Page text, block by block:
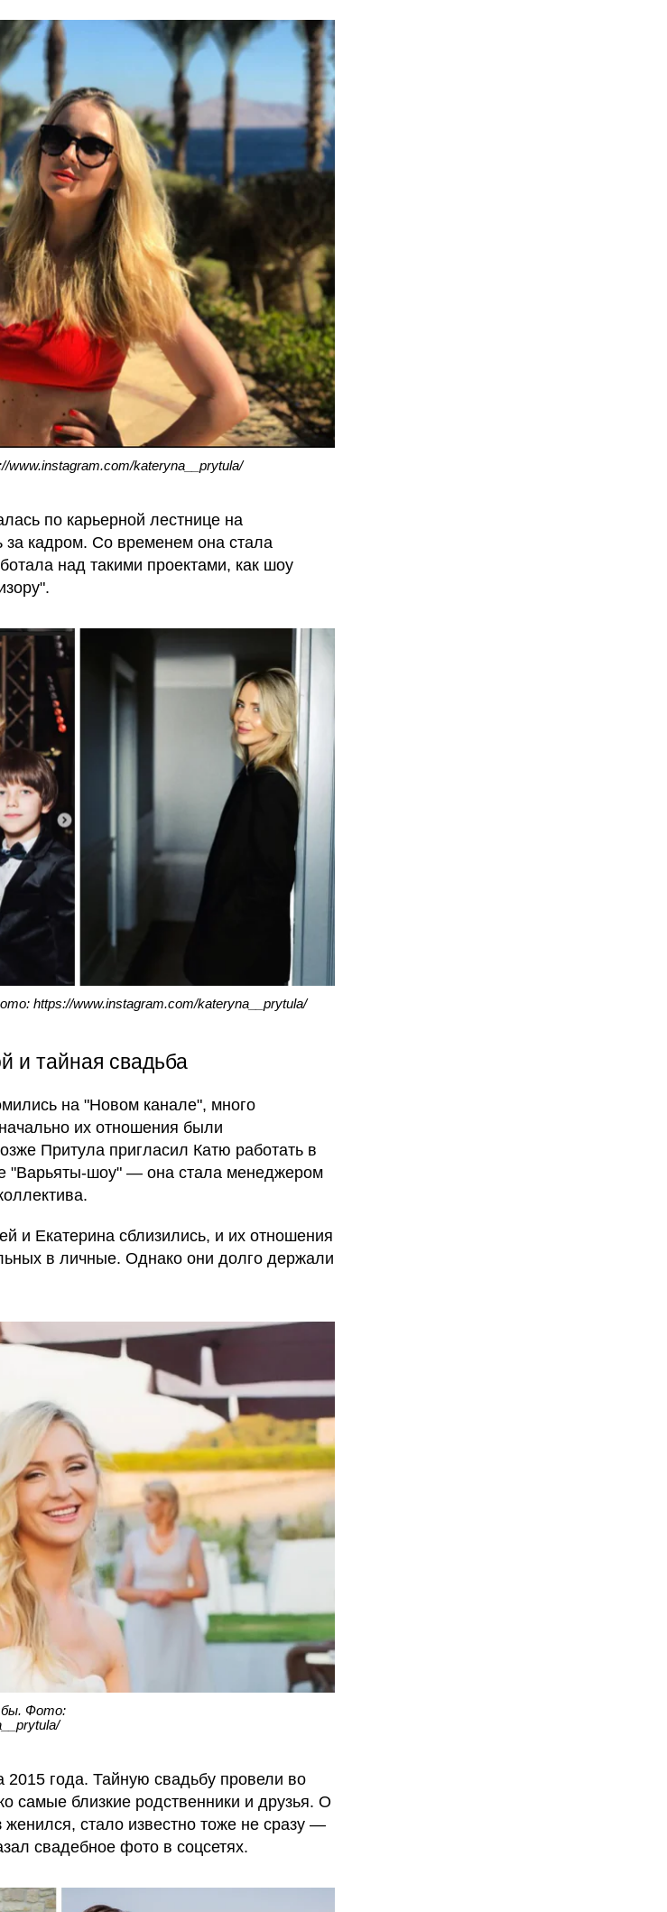
kateryna__prytula/
по карьерной лестнице на
за кадром. Со временем она стала
над такими проектами, как шоу
https://www.instagram.com/kateryna__prytula/
и тайная свадьба
на "Новом канале", много
их отношения были
Притула пригласил Катю работать в
"Варьяты-шоу" — она стала менеджером
и Екатерина сблизились, и их отношения
в личные. Однако они долго держали
Фото:
2015 года. Тайную свадьбу провели во
самые близкие родственники и друзья. О
женился, стало известно тоже не сразу —
свадебное фото в соцсетях.